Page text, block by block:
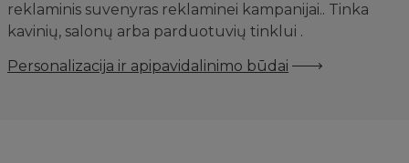
reklaminis suvenyras reklaminei kampanijai.. Tinka
kavinių, salonų arba parduotuvių tinklui .
Personalizacija ir apipavidalinimo būdai